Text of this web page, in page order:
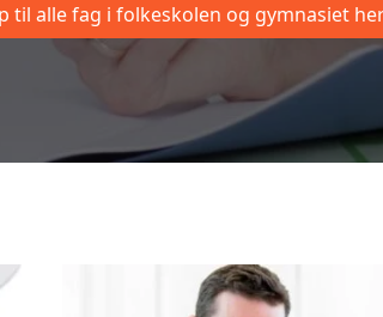
til alle fag i folkeskolen og gymnasiet